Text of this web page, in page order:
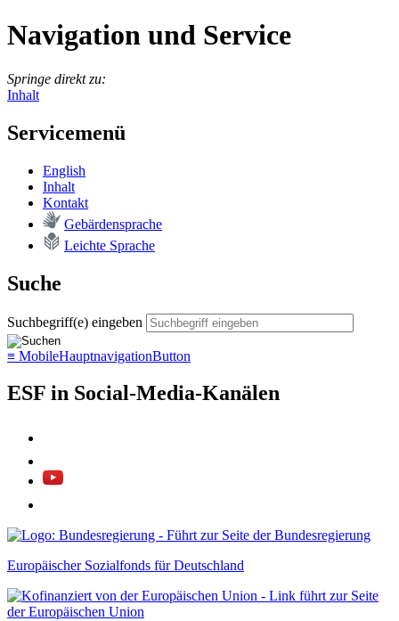
Navigation und Service
Springe direkt zu:
Inhalt
Servicemenü
English
In­halt
Kon­takt
Ge­bär­den­spra­che
Leich­te Spra­che
Suche
Suchbegriff(e) eingeben
≡ MobileHauptnavigationButton
ESF in Social-Media-Kanälen
Europäischer Sozialfonds für Deutschland